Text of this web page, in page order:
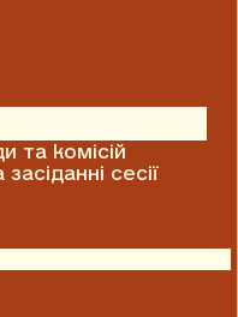
та комісій
сесії